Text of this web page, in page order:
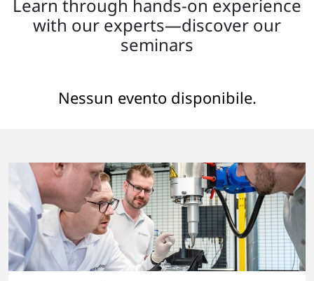
Learn through hands-on experience
with our experts—discover our
seminars
Nessun evento disponibile.